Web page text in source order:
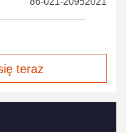
teraz